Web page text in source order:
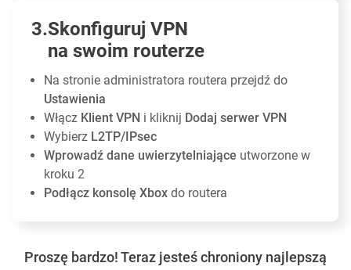
Skonfiguruj VPN
na swoim routerze
Na stronie administratora routera przejdź do
Ustawienia
Włącz Klient VPN i kliknij Dodaj serwer VPN
Wybierz L2TP/IPsec
Wprowadź dane uwierzytelniające utworzone w
kroku 2
Podłącz konsolę Xbox do routera
Proszę bardzo! Teraz jesteś chroniony najlepszą